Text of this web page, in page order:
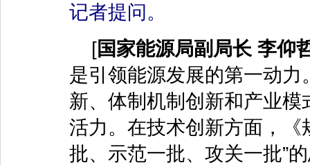
记者提问。
[国家能源局副局长 李仰
是引领能源发展的第一动
新、体制机制创新和产业
活力。在技术创新方面，《
批、示范一批、攻关一批”